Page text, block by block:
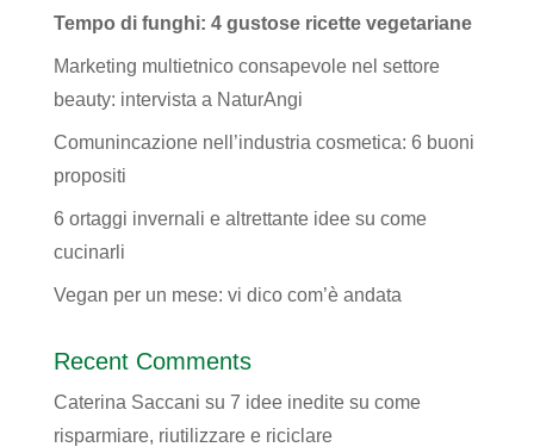
Tempo di funghi: 4 gustose ricette vegetariane
Marketing multietnico consapevole nel settore
beauty: intervista a NaturAngi
Comunincazione nell’industria cosmetica: 6 buoni
propositi
6 ortaggi invernali e altrettante idee su come
cucinarli
Vegan per un mese: vi dico com’è andata
Recent Comments
Caterina Saccani su 7 idee inedite su come
risparmiare, riutilizzare e riciclare